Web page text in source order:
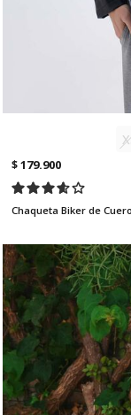
$ 179.900
Chaqueta Biker de